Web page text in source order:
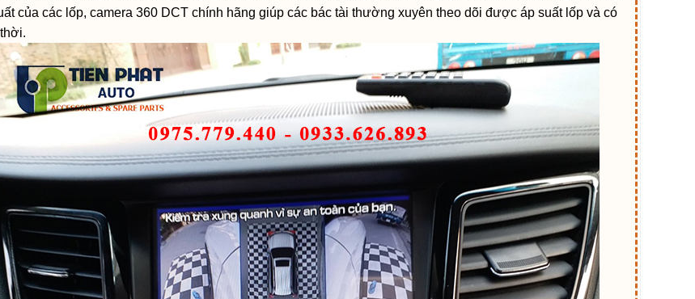
của các lốp, camera 360 DCT chính hãng giúp các bác tài thường xuyên theo dõi được áp suất lốp và có